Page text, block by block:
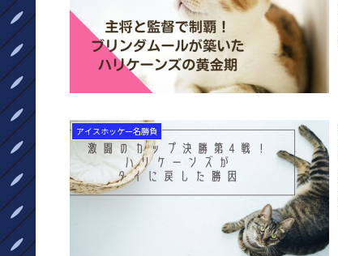
アイスホッケー名勝負